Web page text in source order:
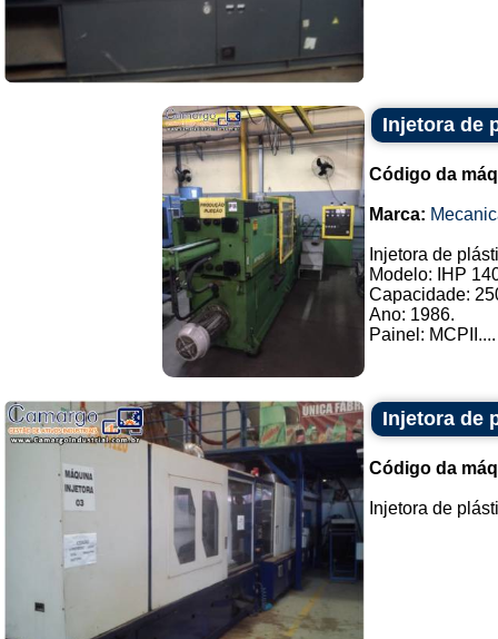
Injetora de
Código da
Marca:
Injetora de
Modelo: IHP
Capacidade:
Ano: 1986.
Painel: MCPII....
Injetora de
Código da
Injetora de